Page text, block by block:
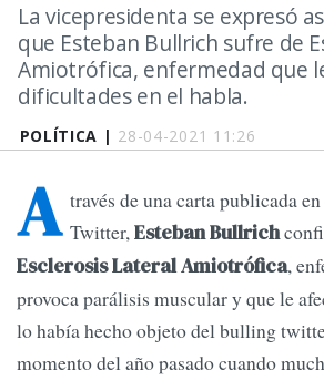
POLÍTICA | 28-04-2021 11:26
La vicepresidenta se expresó
que Esteban Bullrich sufre de
Amiotrófica, enfermedad que
dificultades en el habla.
A través de una carta publicada
Twitter,Esteban Bullrich
Esclerosis Lateral Amiotrófica,
provoca parálisis muscular y que le
lo había hecho objeto del bulling
momento del año pasado cuando